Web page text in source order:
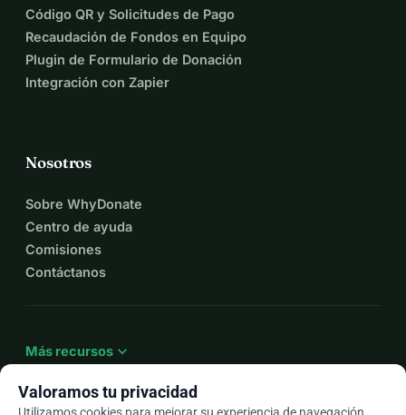
Código QR y Solicitudes de Pago
Recaudación de Fondos en Equipo
Plugin de Formulario de Donación
Integración con Zapier
Nosotros
Sobre WhyDonate
Centro de ayuda
Comisiones
Contáctanos
Más recursos expand_more
Valoramos tu privacidad